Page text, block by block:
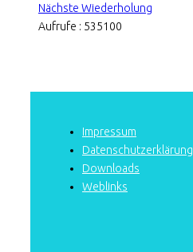
Nächste Wiederholung
Aufrufe : 535100
Impressum
Datenschutzerklärung
Downloads
Weblinks